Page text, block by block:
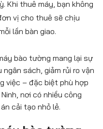
Khi thuê máy, bạn không
vị cho thuê sẽ chịu
lần bàn giao.
bào tường mang lại sự
sách, giảm rủi ro vận
việc – đặc biệt phù hợp
nơi có nhiều công
cải tạo nhỏ lẻ.